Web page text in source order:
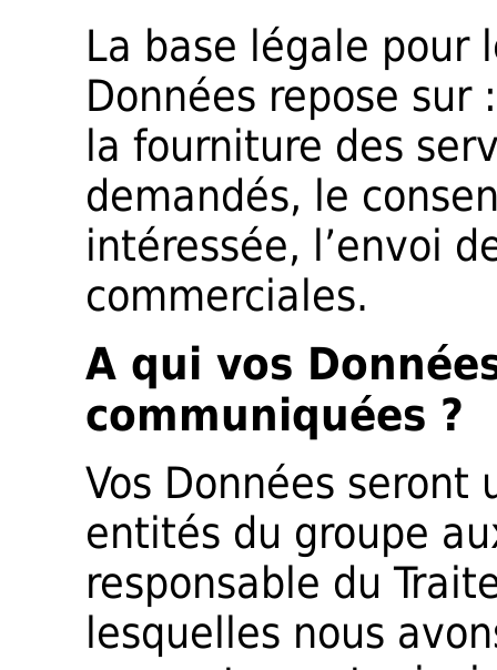
La base légale pour
Données repose
la fourniture des
demandés, le
intéressée, l’envoi
commerciales.
A qui vos
communiquées ?
Vos Données
entités du groupe
responsable du
lesquelles nous